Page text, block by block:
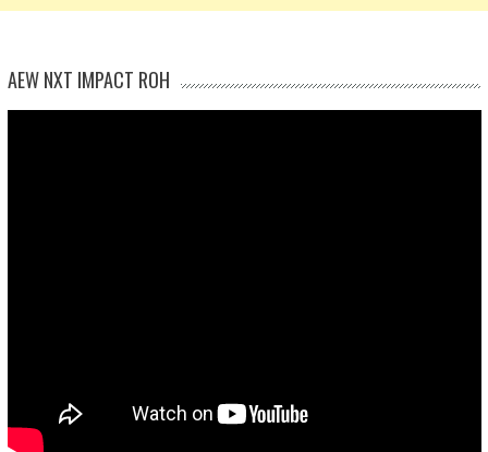
AEW NXT IMPACT ROH